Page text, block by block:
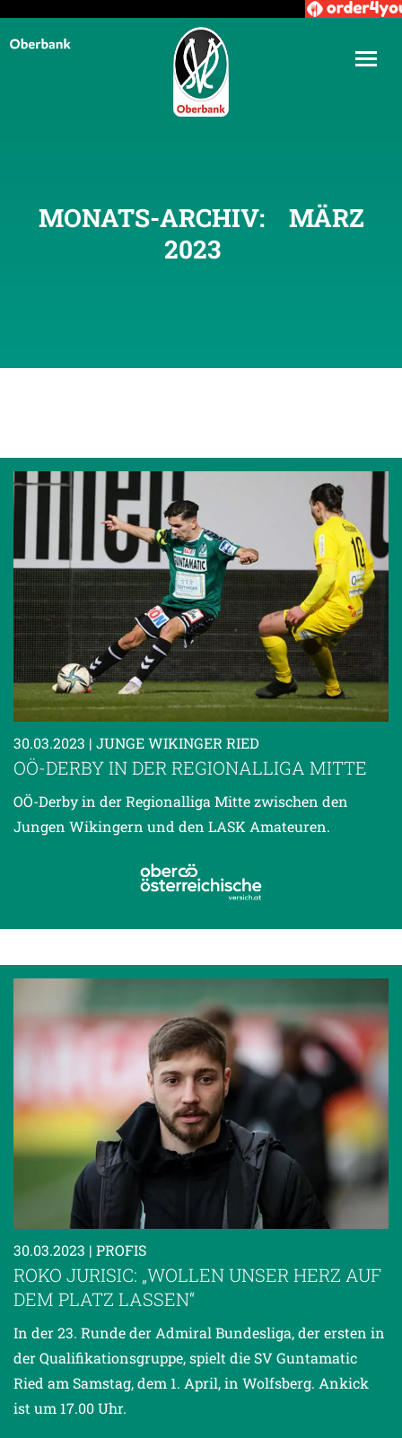
MONATS-ARCHIV:
MÄRZ
2023
30.03.2023 | JUNGE WIKINGER RIED
OÖ-DERBY IN DER REGIONALLIGA MITTE
OÖ-Derby in der Regionalliga Mitte zwischen den
Jungen Wikingern und den LASK Amateuren.
30.03.2023 | PROFIS
ROKO JURISIC: „WOLLEN UNSER HERZ AUF
DEM PLATZ LASSEN“
In der 23. Runde der Admiral Bundesliga, der ersten in
der Qualifikationsgruppe, spielt die SV Guntamatic
Ried am Samstag, dem 1. April, in Wolfsberg. Ankick
ist um 17.00 Uhr.